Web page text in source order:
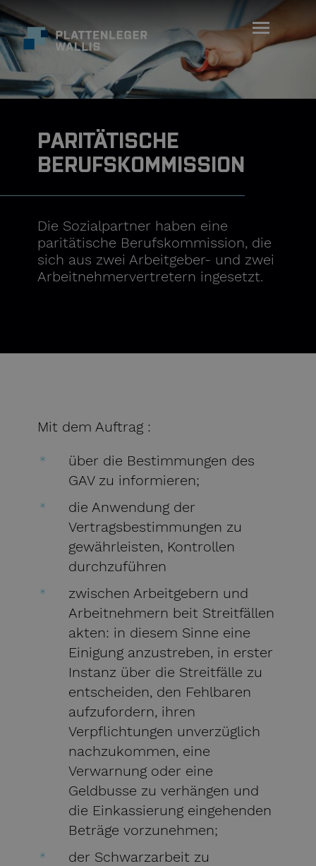
PARITÄTISCHE
BERUFSKOMMISSION
Die Sozialpartner haben eine
paritätische Berufskommission, die
sich aus zwei Arbeitgeber- und zwei
Arbeitnehmervertretern ingesetzt.
Mit dem Auftrag :
über die Bestimmungen des
GAV zu informieren;
die Anwendung der
Vertragsbestimmungen zu
gewährleisten, Kontrollen
durchzuführen
zwischen Arbeitgebern und
Arbeitnehmern beit Streitfällen
akten: in diesem Sinne eine
Einigung anzustreben, in erster
Instanz über die Streitfälle zu
entscheiden, den Fehlbaren
aufzufordern, ihren
Verpflichtungen unverzüglich
nachzukommen, eine
Verwarnung oder eine
Geldbusse zu verhängen und
die Einkassierung eingehenden
Beträge vorzunehmen;
der Schwarzarbeit zu